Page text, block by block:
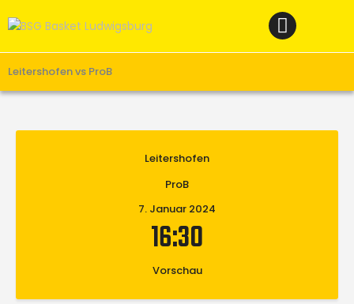
Leitershofen vs ProB
Verein
Teams M
SpielbetriebLeitershofen
ProB
7. Januar 2024
16:30
Vorschau